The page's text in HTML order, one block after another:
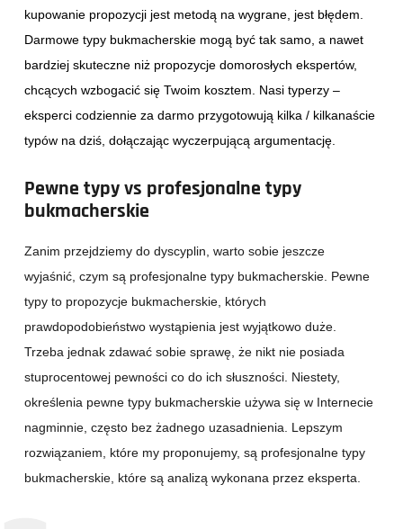
kupowanie propozycji jest metodą na wygrane, jest błędem.
Darmowe typy bukmacherskie mogą być tak samo, a nawet
bardziej skuteczne niż propozycje domorosłych ekspertów,
chcących wzbogacić się Twoim kosztem. Nasi typerzy –
eksperci codziennie za darmo przygotowują kilka / kilkanaście
typów na dziś, dołączając wyczerpującą argumentację.
Pewne typy vs profesjonalne typy
bukmacherskie
Zanim przejdziemy do dyscyplin, warto sobie jeszcze
wyjaśnić, czym są profesjonalne typy bukmacherskie. Pewne
typy to propozycje bukmacherskie, których
prawdopodobieństwo wystąpienia jest wyjątkowo duże.
Trzeba jednak zdawać sobie sprawę, że nikt nie posiada
stuprocentowej pewności co do ich słuszności. Niestety,
określenia pewne typy bukmacherskie używa się w Internecie
nagminnie, często bez żadnego uzasadnienia. Lepszym
rozwiązaniem, które my proponujemy, są profesjonalne typy
bukmacherskie, które są analizą wykonana przez eksperta.